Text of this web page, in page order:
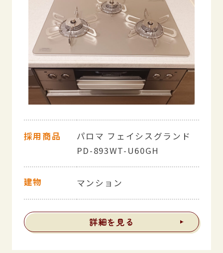
採用商品
パロマ フェイシスグランド
PD-893WT-U60GH
建物 マンション
詳細を見る